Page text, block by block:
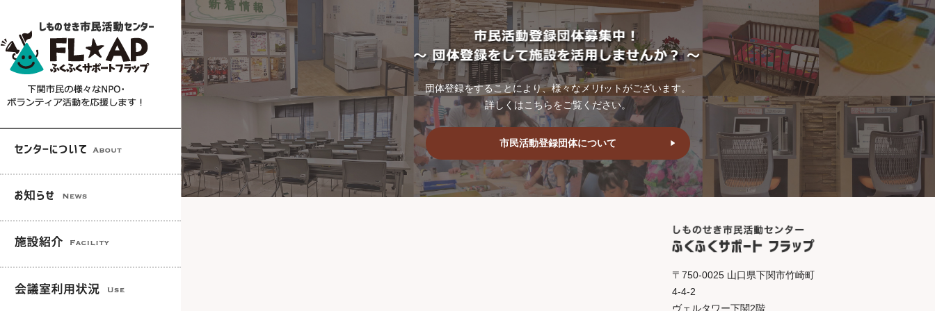
団体登録をすることにより、様々なメリfットがございます。
詳しくはこちらをご覧ください。
市民活動登録団体について
〒750-0025 山口県下関市竹崎町
4-4-2
ヴェルタワー下関2階